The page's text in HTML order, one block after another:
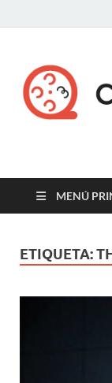
Cine
MENÚ
ETIQUETA: